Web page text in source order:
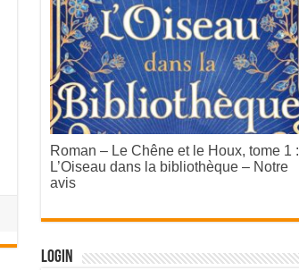
Roman – Le Chêne et le Houx, tome 1 :
L’Oiseau dans la bibliothèque – Notre
avis
Login